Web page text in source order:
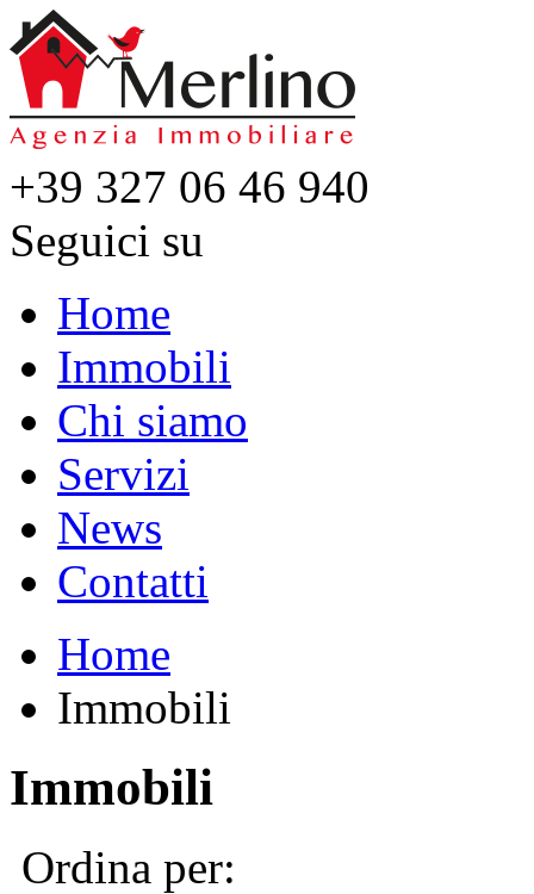
+39 327 06 46 940
Seguici su
Home
Immobili
Chi siamo
Servizi
News
Contatti
Home
Immobili
Immobili
Ordina per: